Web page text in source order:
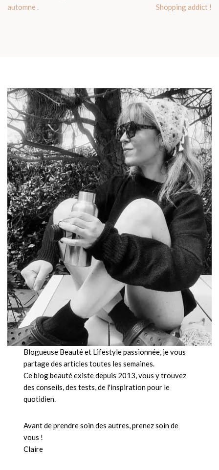
automne .
Shopping addict !
Blogueuse Beauté et Lifestyle passionnée, je vous
partage des articles toutes les semaines.
Ce blog beauté existe depuis 2013, vous y trouvez
des conseils, des tests, de l'inspiration pour le
quotidien.
Avant de prendre soin des autres, prenez soin de
vous !
Claire